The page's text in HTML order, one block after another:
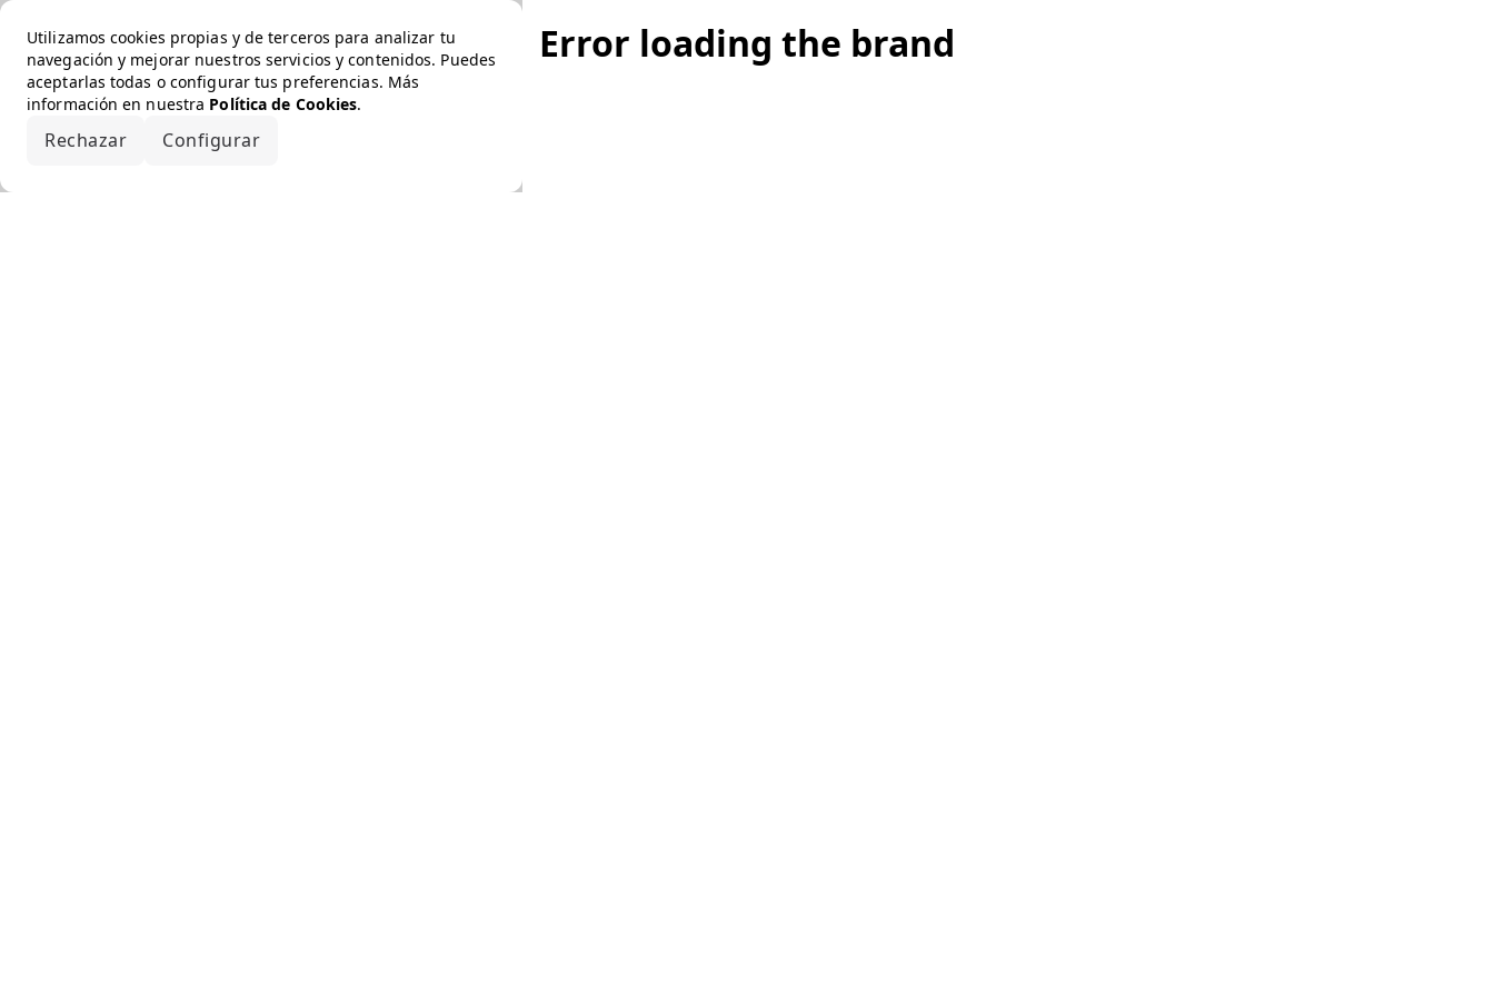
Utilizamos cookies propias y de terceros para analizar tu
navegación y mejorar nuestros servicios y contenidos. Puedes
aceptarlas todas o configurar tus preferencias. Más
información en nuestra Política de Cookies.
Rechazar Configurar
Error loading the brand